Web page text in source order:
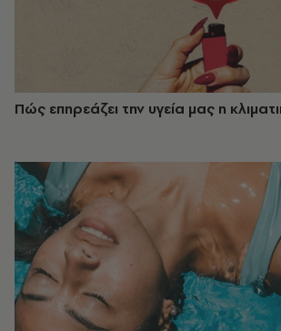
Πώς επηρεάζει την υγεία μας η